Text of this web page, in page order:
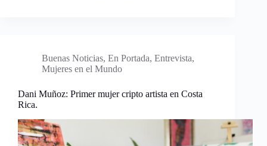
Buenas Noticias, En Portada, Entrevista,
Mujeres en el Mundo
Dani Muñoz: Primer mujer cripto artista en Costa
Rica.